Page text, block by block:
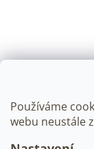
Používáme
webu neustále